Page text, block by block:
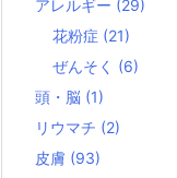
アレルギー (29)
花粉症 (21)
ぜんそく (6)
頭・脳 (1)
リウマチ (2)
皮膚 (93)